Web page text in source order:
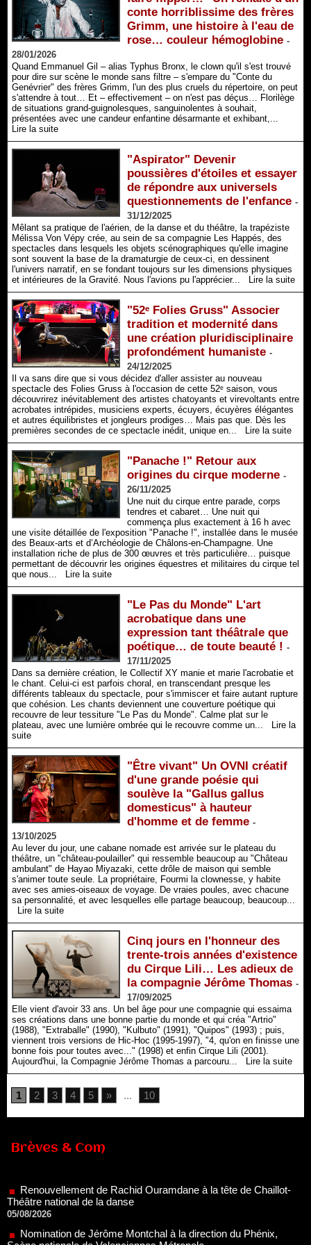
conte horriblissime des frères
Grimm, une histoire à l'eau de
rose… couleur hémoglobine -
28/01/2026
Quand Emmanuel Gil – alias Typhus Bronx, le clown qu'il s'est trouvé
pour dire sur scène le monde sans filtre – s'empare du "Conte du
Genévrier" des frères Grimm, l'un des plus cruels du répertoire, on peut
s'attendre à tout… Et – effectivement – on n'est pas déçus… Florilège
de situations grand-guignolesques, sanguinolentes à souhait,
présentées avec une candeur enfantine désarmante et exhibant,...
Lire la suite
"Aspirator" Devenir
poussières d'étoiles et essayer
de répondre aux universels
questionnements de l'enfance -
31/12/2025
Mêlant sa pratique de l'aérien, de la danse et du théâtre, la trapéziste
Mélissa Von Vépy crée, au sein de sa compagnie Les Happés, des
spectacles dans lesquels les objets scénographiques qu'elle imagine
sont souvent la base de la dramaturgie de ceux-ci, en dessinent
l'univers narratif, en se fondant toujours sur les dimensions physiques
et intérieures de la Gravité. Nous l'avions pu l'apprécier...
Lire la suite
"52ᵉ Folies Gruss" Associer
tradition et modernité dans
une création pluridisciplinaire
profondément humaniste -
24/12/2025
Il va sans dire que si vous décidez d'aller assister au nouveau
spectacle des Folies Gruss à l'occasion de cette 52ᵉ saison, vous
découvrirez inévitablement des artistes chatoyants et virevoltants entre
acrobates intrépides, musiciens experts, écuyers, écuyères élégantes
et autres équilibristes et jongleurs prodiges… Mais pas que. Dès les
premières secondes de ce spectacle inédit, unique en...
Lire la suite
"Panache !" Retour aux
origines du cirque moderne -
26/11/2025
Une nuit du cirque entre parade, corps
tendres et cabaret… Une nuit qui
commença plus exactement à 16 h avec
une visite détaillée de l'exposition "Panache !", installée dans le musée
des Beaux-arts et d’Archéologie de Châlons-en-Champagne. Une
installation riche de plus de 300 œuvres et très particulière… puisque
permettant de découvrir les origines équestres et militaires du cirque tel
que nous...
Lire la suite
"Le Pas du Monde" L'art
acrobatique dans une
expression tant théâtrale que
poétique… de toute beauté ! -
17/11/2025
Dans sa dernière création, le Collectif XY manie et marie l'acrobatie et
le chant. Celui-ci est parfois choral, en transcendant presque les
différents tableaux du spectacle, pour s'immiscer et faire autant rupture
que cohésion. Les chants deviennent une couverture poétique qui
recouvre de leur tessiture "Le Pas du Monde". Calme plat sur le
plateau, avec une lumière ombrée qui le recouvre comme un...
Lire la
suite
"Être vivant" Un OVNI créatif
d'une grande poésie qui
soulève la "Gallus gallus
domesticus" à hauteur
d'homme et de femme -
13/10/2025
Au lever du jour, une cabane nomade est arrivée sur le plateau du
théâtre, un "château-poulailler" qui ressemble beaucoup au "Château
ambulant" de Hayao Miyazaki, cette drôle de maison qui semble
s'animer toute seule. La propriétaire, Fourmi la clownesse, y habite
avec ses amies-oiseaux de voyage. De vraies poules, avec chacune
sa personnalité, et avec lesquelles elle partage beaucoup, beaucoup...
Lire la suite
Cinq jours en l'honneur des
trente-trois années d'existence
du Cirque Lili… Les adieux de
la compagnie Jérôme Thomas -
17/09/2025
Elle vient d'avoir 33 ans. Un bel âge pour une compagnie qui essaima
ses créations dans une bonne partie du monde et qui créa "Artrio"
(1988), "Extraballe" (1990), "Kulbuto" (1991), "Quipos" (1993) ; puis,
viennent trois versions de Hic-Hoc (1995-1997), "4, qu'on en finisse une
bonne fois pour toutes avec..." (1998) et enfin Cirque Lili (2001).
Aujourd'hui, la Compagnie Jérôme Thomas a parcouru...
Lire la suite
1 2 3 4 5 » ... 10
Brèves & Com
Renouvellement de Rachid Ouramdane à la tête de Chaillot-
Nomination de Jérôme Montchal à la direction du Phénix,
Scène nationale de Valenciennes Métropole